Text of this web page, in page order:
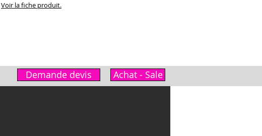
Voir la fiche produit.
Demande devis Achat - Sale